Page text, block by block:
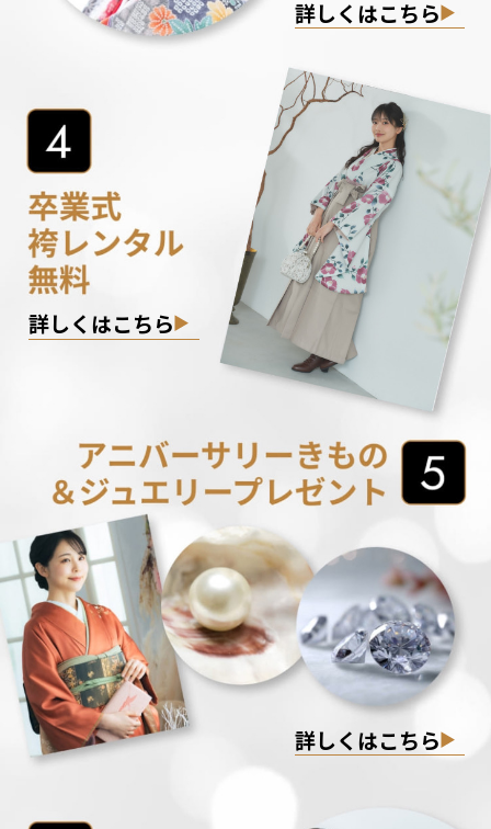
詳しくはこちら
詳しくはこちら
詳しくはこちら